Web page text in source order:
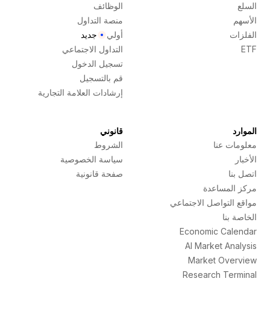
السلع
الأسهم
الفلزات
ETF
الوظائف
منصة التداول
أولي
جديد
التداول الاجتماعي
تسجيل الدخول
قم بالتسجيل
إرشادات العلامة التجارية
الموارد
معلومات عنا
الأخبار
اتصل بنا
مركز المساعدة
مواقع التواصل الاجتماعي
الخاصة بنا
Economic Calendar
AI Market Analysis
Market Overview
Research Terminal
قانوني
الشروط
سياسة الخصوصية
صفحة قانونية